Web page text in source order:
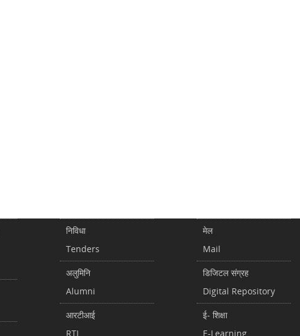
निविधा
Tenders
अलुमिनि
Alumni
आरटीआई
RTI
मेल
Mail
डिजिटल संग्रह
Digital Repository
ई- शिक्षा
E-Learning